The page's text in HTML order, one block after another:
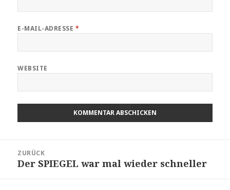
E-MAIL-ADRESSE *
WEBSITE
ZURÜCK
Vorheriger
Der SPIEGEL war mal wieder schneller